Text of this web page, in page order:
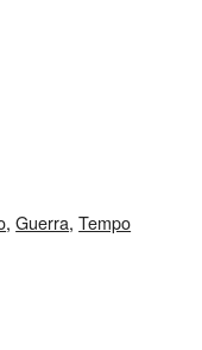
,Guerra,Tempo